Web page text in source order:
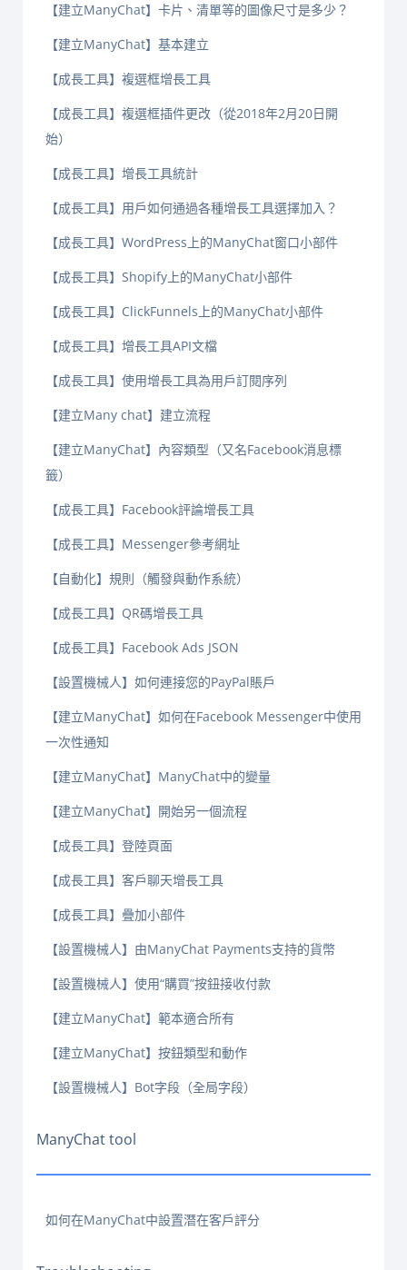
【建立ManyChat】卡片、清單等的圖像尺寸是多少？
【建立ManyChat】基本建立
【成長工具】複選框增長工具
【成長工具】複選框插件更改（從2018年2月20日開
始）
【成長工具】增長工具統計
【成長工具】用戶如何通過各種增長工具選擇加入？
【成長工具】WordPress上的ManyChat窗口小部件
【成長工具】Shopify上的ManyChat小部件
【成長工具】ClickFunnels上的ManyChat小部件
【成長工具】增長工具API文檔
【成長工具】使用增長工具為用戶訂閱序列
【建立Many chat】建立流程
【建立ManyChat】內容類型（又名Facebook消息標
籤）
【成長工具】Facebook評論增長工具
【成長工具】Messenger參考網址
【自動化】規則（觸發與動作系統）
【成長工具】QR碼增長工具
【成長工具】Facebook Ads JSON
【設置機械人】如何連接您的PayPal賬戶
【建立ManyChat】如何在Facebook Messenger中使用
一次性通知
【建立ManyChat】ManyChat中的變量
【建立ManyChat】開始另一個流程
【成長工具】登陸頁面
【成長工具】客戶聊天增長工具
【成長工具】疊加小部件
【設置機械人】由ManyChat Payments支持的貨幣
【設置機械人】使用“購買”按鈕接收付款
【建立ManyChat】範本適合所有
【建立ManyChat】按鈕類型和動作
【設置機械人】Bot字段（全局字段）
ManyChat tool
如何在ManyChat中設置潛在客戶評分